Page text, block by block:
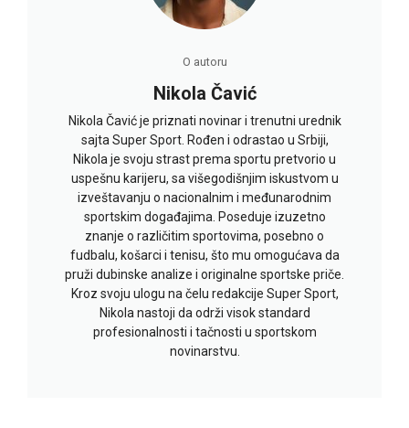
O autoru
Nikola Čavić
Nikola Čavić je priznati novinar i trenutni urednik
sajta Super Sport. Rođen i odrastao u Srbiji,
Nikola je svoju strast prema sportu pretvorio u
uspešnu karijeru, sa višegodišnjim iskustvom u
izveštavanju o nacionalnim i međunarodnim
sportskim događajima. Poseduje izuzetno
znanje o različitim sportovima, posebno o
fudbalu, košarci i tenisu, što mu omogućava da
pruži dubinske analize i originalne sportske priče.
Kroz svoju ulogu na čelu redakcije Super Sport,
Nikola nastoji da održi visok standard
profesionalnosti i tačnosti u sportskom
novinarstvu.